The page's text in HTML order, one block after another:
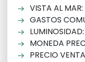
VISTA AL MAR:
GASTOS
MONEDA
PRECIO